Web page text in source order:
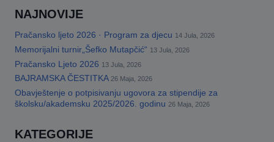
NAJNOVIJE
Pračansko ljeto 2026 · Program za djecu 14 Jula, 2026
Memorijalni turnir„Šefko Mutapčić“ 13 Jula, 2026
Pračansko Ljeto 2026 13 Jula, 2026
BAJRAMSKA ČESTITKA 26 Maja, 2026
Obavještenje o potpisivanju ugovora za stipendije za
školsku/akademsku 2025/2026. godinu 26 Maja, 2026
KATEGORIJE